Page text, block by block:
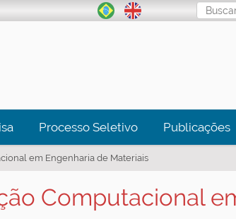
Processo Seletivo Publicações
em Engenharia de Materiais
Computacional